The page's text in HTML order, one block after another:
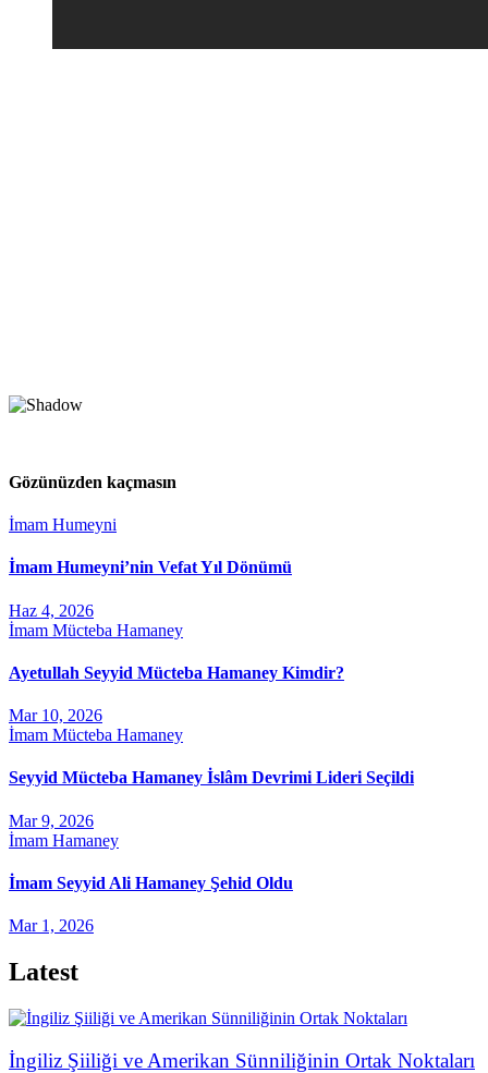
Gözünüzden kaçmasın
İmam Humeyni
İmam Humeyni’nin Vefat Yıl Dönümü
Haz 4, 2026
İmam Mücteba Hamaney
Ayetullah Seyyid Mücteba Hamaney Kimdir?
Mar 10, 2026
İmam Mücteba Hamaney
Seyyid Mücteba Hamaney İslâm Devrimi Lideri Seçildi
Mar 9, 2026
İmam Hamaney
İmam Seyyid Ali Hamaney Şehid Oldu
Mar 1, 2026
Latest
İngiliz Şiiliği ve Amerikan Sünniliğinin Ortak Noktaları